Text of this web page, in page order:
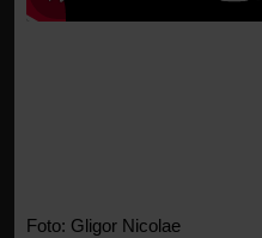
Foto: Gligor Nicolae